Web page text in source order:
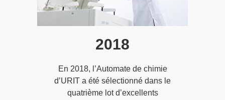
2018
En 2018, l’Automate de chimie
d’URIT a été sélectionné dans le
quatrième lot d’excellents